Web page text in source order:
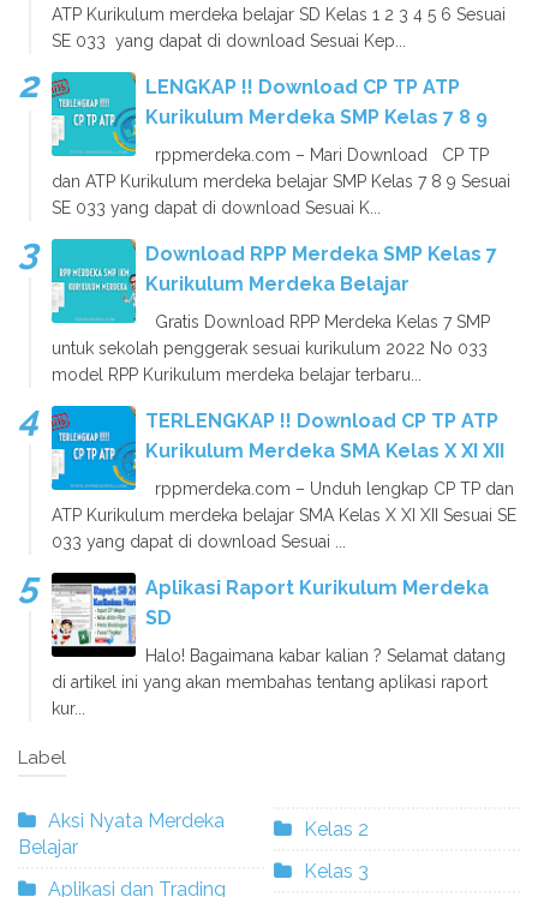
ATP Kurikulum merdeka belajar SD Kelas 1 2 3 4 5 6 Sesuai
SE 033 yang dapat di download Sesuai Kep...
LENGKAP !! Download CP TP ATP
Kurikulum Merdeka SMP Kelas 7 8 9
rppmerdeka.com – Mari Download CP TP
dan ATP Kurikulum merdeka belajar SMP Kelas 7 8 9 Sesuai
SE 033 yang dapat di download Sesuai K...
Download RPP Merdeka SMP Kelas 7
Kurikulum Merdeka Belajar
Gratis Download RPP Merdeka Kelas 7 SMP
untuk sekolah penggerak sesuai kurikulum 2022 No 033
model RPP Kurikulum merdeka belajar terbaru...
TERLENGKAP !! Download CP TP ATP
Kurikulum Merdeka SMA Kelas X XI XII
rppmerdeka.com – Unduh lengkap CP TP dan
ATP Kurikulum merdeka belajar SMA Kelas X XI XII Sesuai SE
033 yang dapat di download Sesuai ...
Aplikasi Raport Kurikulum Merdeka
SD
Halo! Bagaimana kabar kalian ? Selamat datang
di artikel ini yang akan membahas tentang aplikasi raport
kur...
Label
Aksi Nyata Merdeka
Belajar
Aplikasi dan Trading
Kelas 2
Kelas 3